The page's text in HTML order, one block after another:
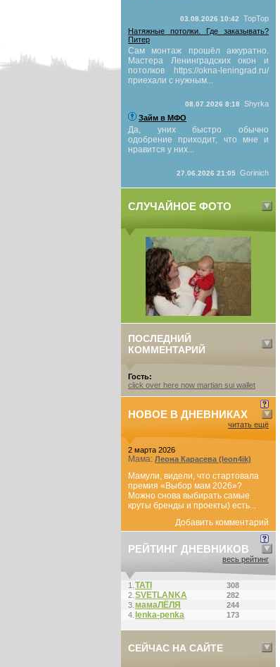
03.08.2026 10:42
TopTop
Натяжные потолки. Где заказывать?
Питер
Сам монтаж прошёл аккуратно.
Мастера Ленинградских окон и
потолков https://okna-leningrad.ru/
приехали с нужным...
08.07.2026 8:18
Shyrka
Займ в МФО
Да, уних быстро обычно
одобрение приходит, что мне и
нравится у них...
27.06.2026 21:05 Gorinich
СЛУЧАЙНОЕ ФОТО
ПОСЛЕДНИЙ
КОММЕНТАРИЙ
Гость:
click over here now martian sui wallet
НОВОЕ В ДНЕВНИКАХ
читать ещё
2 марта 2026
Мама: Леона Карасева (leon4ik)
Мамули, видели, что стартовала
премия «Выбор мам 2026»?
Можно снова выбирать самые
круты бренды и проекты) есть...
Добавить комментарий
РЕЙТИНГ ДНЕВНИКОВ
весь рейтинг
1. ТАТI
308
2. SVETLANKA
282
3. мамаЛЁЛЯ
244
4. lenka-penka 173
СЕЙЧАС НА САЙТЕ